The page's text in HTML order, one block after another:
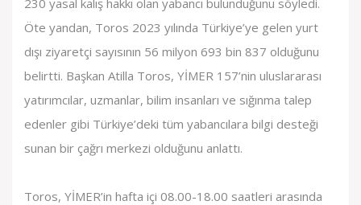
230 yasal kalış hakkı olan yabancı bulunduğunu söyledi.
Öte yandan, Toros 2023 yılında Türkiye’ye gelen yurt
dışı ziyaretçi sayısının 56 milyon 693 bin 837 olduğunu
belirtti. Başkan Atilla Toros, YİMER 157’nin uluslararası
yatırımcılar, uzmanlar, bilim insanları ve sığınma talep
edenler gibi Türkiye’deki tüm yabancılara bilgi desteği
sunan bir çağrı merkezi olduğunu anlattı.
Toros, YİMER’in hafta içi 08.00-18.00 saatleri arasında